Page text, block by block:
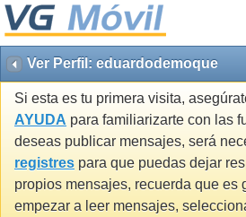
Ver Perfil: eduardodemoque
Si esta es tu primera visita,
AYUDA para familiarizarte con las
deseas publicar mensajes, será
registres para que puedas dejar
propios mensajes, recuerda que es
empezar a leer mensajes,